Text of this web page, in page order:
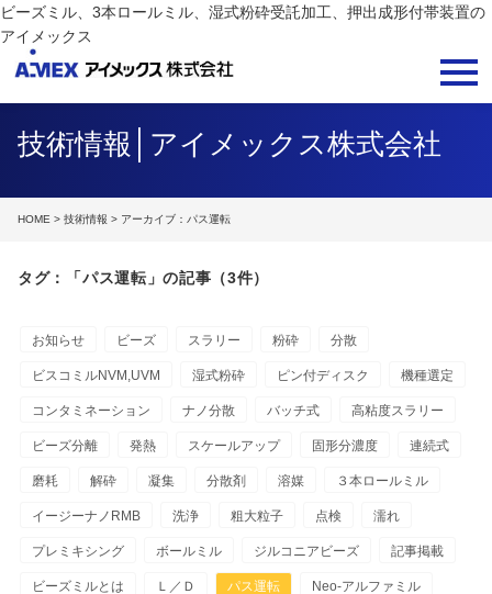
ビーズミル、3本ロールミル、湿式粉砕受託加工、押出成形付帯装置の
アイメックス
技術情報│アイメックス株式会社
HOME > 技術情報 > アーカイブ：パス運転
タグ：「パス運転」の記事（3件）
お知らせ ビーズ スラリー 粉砕 分散
ビスコミルNVM,UVM 湿式粉砕 ピン付ディスク 機種選定
コンタミネーション ナノ分散 バッチ式 高粘度スラリー
ビーズ分離 発熱 スケールアップ 固形分濃度 連続式
磨耗 解砕 凝集 分散剤 溶媒 ３本ロールミル
イージーナノRMB 洗浄 粗大粒子 点検 濡れ
プレミキシング ボールミル ジルコニアビーズ 記事掲載
ビーズミルとは Ｌ／Ｄ パス運転 Neo-アルファミル